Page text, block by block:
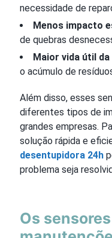
necessidade de
Menos impacto
de quebras
Maior vida útil
o acúmulo de
Além disso, esses
diferentes tipos de
grandes empresas.
solução rápida e
desentupidora 24h
problema seja
Os